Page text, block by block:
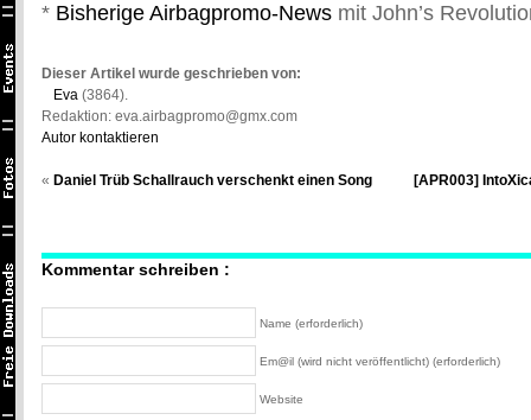
* Bisherige Airbagpromo-News mit John’s
Dieser Artikel wurde geschrieben von:
Eva (3864).
Redaktion: eva.airbagpromo@gmx.com
Autor kontaktieren
« Daniel Trüb Schallrauch verschenkt einen Song [APR003]
Kommentar schreiben :
Name (erforderlich)
Em@il (wird nicht veröffentlicht) (erforderlich)
Website